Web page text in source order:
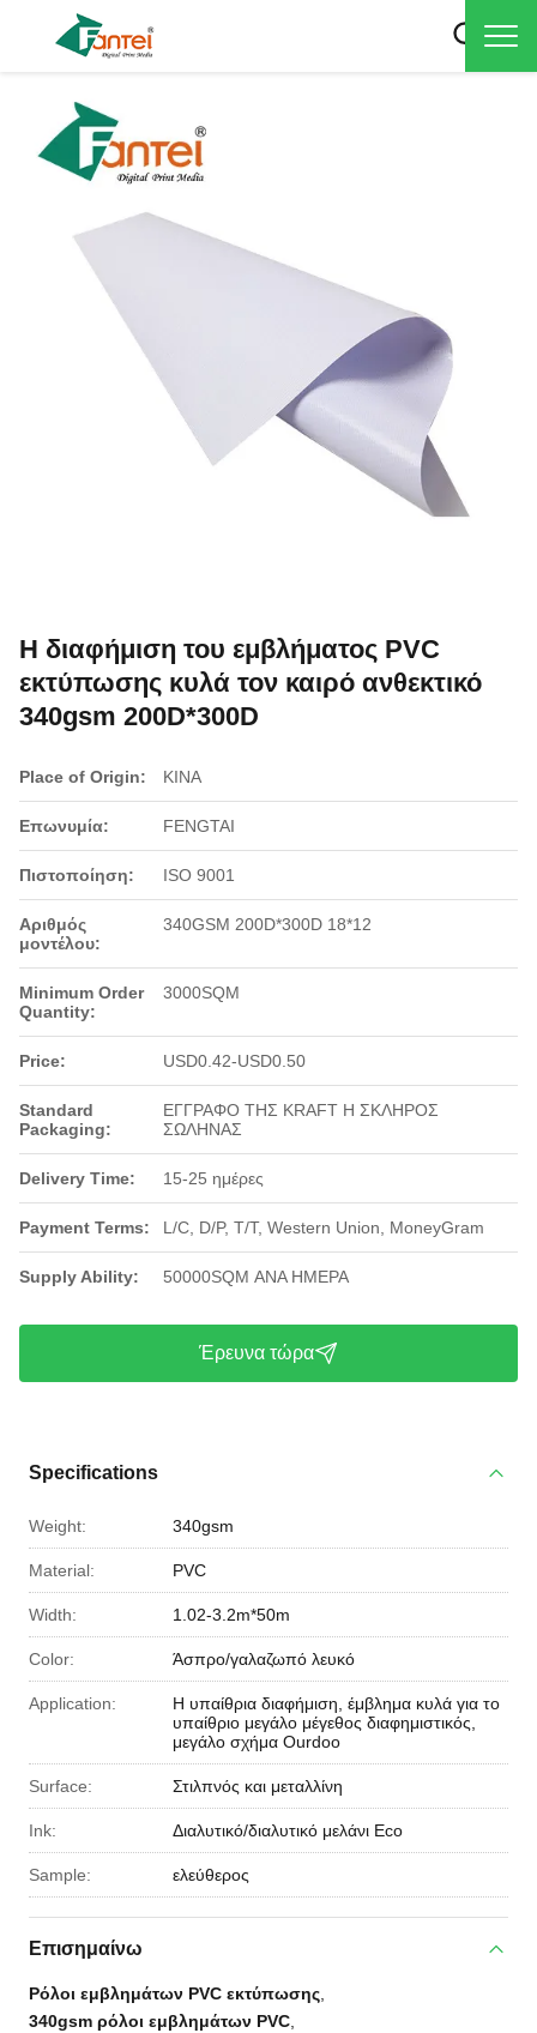
Η διαφήμιση του εμβλήματος PVC
εκτύπωσης κυλά τον καιρό ανθεκτικό
340gsm 200D*300D
Place of Origin: ΚΙΝΑ
Επωνυμία: FENGTAI
Πιστοποίηση: ISO 9001
Αριθμός
μοντέλου:
340GSM 200D*300D 18*12
Minimum Order
Quantity:
3000SQM
Price: USD0.42-USD0.50
Standard
Packaging:
ΕΓΓΡΑΦΟ ΤΗΣ KRAFT Η ΣΚΛΗΡΟΣ
ΣΩΛΗΝΑΣ
Delivery Time: 15-25 ημέρες
Payment Terms: L/C, D/P, T/T, Western Union, MoneyGram
Supply Ability: 50000SQM ΑΝΑ ΗΜΕΡΑ
Έρευνα τώρα
Specifications
Weight: 340gsm
Material: PVC
Width: 1.02-3.2m*50m
Color: Άσπρο/γαλαζωπό λευκό
Application:
Η υπαίθρια διαφήμιση, έμβλημα κυλά για το
υπαίθριο μεγάλο μέγεθος διαφημιστικός,
μεγάλο σχήμα Ourdoo
Surface: Στιλπνός και μεταλλίνη
Ink: Διαλυτικό/διαλυτικό μελάνι Eco
Sample: ελεύθερος
Επισημαίνω
Ρόλοι εμβλημάτων PVC εκτύπωσης
340gsm ρόλοι εμβλημάτων PVC